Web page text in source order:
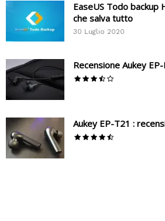
EaseUS Todo backup
che salva tutto
30 Luglio 2020
Recensione Aukey
Aukey EP-T21 :